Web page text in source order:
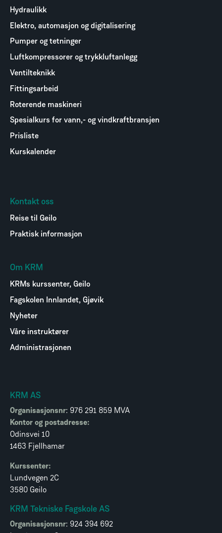
Hydraulikk
Elektro, automasjon og digitalisering
Pumper og tetninger
Luftkompressorer og trykkluftanlegg
Ventilteknikk
Fittingsarbeid
Roterende maskineri
Spesialkurs for vann,- og vindkraftbransjen
Prisliste
Kurskalender
Kontakt oss
Reise til Geilo
Praktisk informasjon
Om KRM
KRMs kurssenter, Geilo
Fagskolen Innlandet, Gjøvik
Nyheter
Våre instruktører
Administrasjonen
KRM AS
Organisasjonsnr: 976 291 859 MVA
Kontor og postadresse:
Odinsvei 10
1463 Fjellhamar
Kurssenter:
Lundvegen 2C
3580 Geilo
KRM Tekniske Fagskole AS
Organisasjonsnr: 924 394 692